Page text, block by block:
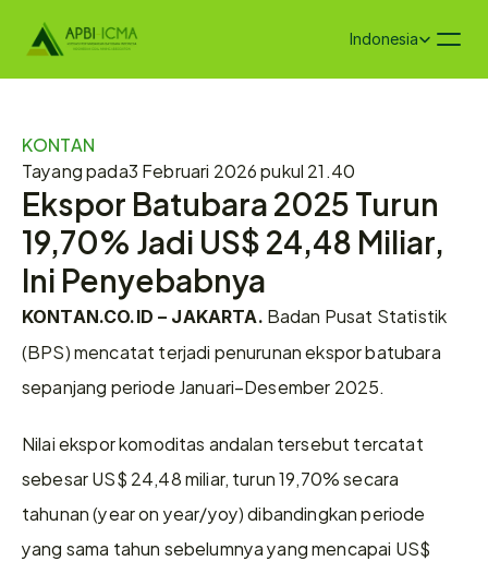
Select Language
Indonesia
KONTAN
Tayang pada3 Februari 2026 pukul 21.40
Ekspor Batubara 2025 Turun
19,70% Jadi US$ 24,48 Miliar,
Ini Penyebabnya
KONTAN.CO.ID – JAKARTA. Badan Pusat Statistik
(BPS) mencatat terjadi penurunan ekspor batubara
sepanjang periode Januari–Desember 2025.
Nilai ekspor komoditas andalan tersebut tercatat
sebesar US$ 24,48 miliar, turun 19,70% secara
tahunan (year on year/yoy) dibandingkan periode
yang sama tahun sebelumnya yang mencapai US$